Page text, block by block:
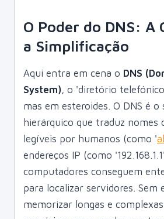
O Poder do DNS: A
a Simplificação
Aqui entra em cena o DNS
System), o 'diretório
mas em esteroides. O DNS é
hierárquico que traduz nomes
legíveis por humanos (como '
endereços IP (como
computadores conseguem
para localizar servidores. Sem
memorizar longas e